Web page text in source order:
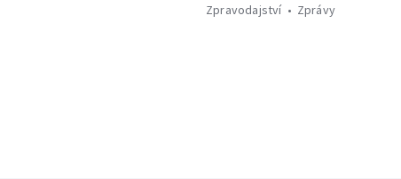
Zpravodajství
Zprávy